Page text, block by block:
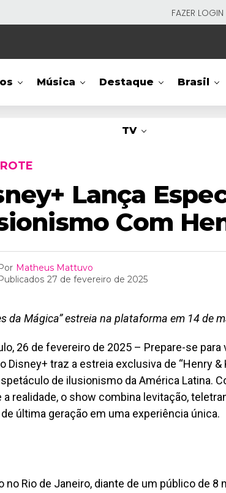
FAZER LOGIN
Música Destaque Brasil
TV
Lança
Com
Matheus Mattuvo
27 de fevereiro de 2025
da Mágica” estreia na plataforma em 14 de
26 de fevereiro de 2025 – Prepare-se
Disney+ traz a estreia exclusiva de “Henry &
de ilusionismo da América Latina.
a realidade, o show combina levitação,
última geração em uma experiência única.
no Rio de Janeiro, diante de um público de